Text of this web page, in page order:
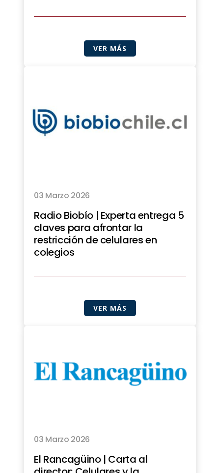
VER MÁS
03 Marzo 2026
Radio Biobío | Experta entrega 5
claves para afrontar la
restricción de celulares en
colegios
VER MÁS
03 Marzo 2026
El Rancagüino | Carta al